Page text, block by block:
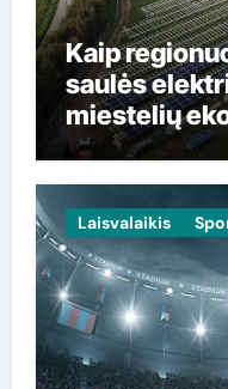
Kaip
saulės
miestelių
gyventojų
Laisvalaikis